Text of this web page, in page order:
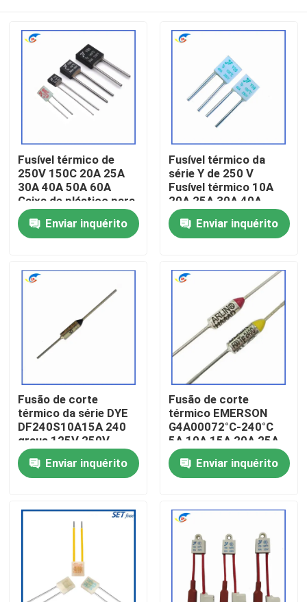
Para casa
Sobre nós
Controle de qualidade
Contacte-nos
Notícias
Termistor do PTC
Fusível térmico de
250V 150C 20A 25A
30A 40A 50A 60A
Caixa de plástico para
longa duração
Enviar inquérito
Fusível térmico da
série Y de 250 V
Fusível térmico 10A
20A 25A 30A 40A
100°C
Enviar inquérito
Fusão de corte
térmico da série DYE
DF240S10A15A 240
graus 125V 250V
Enviar inquérito
Fusão de corte
térmico EMERSON
G4A00072°C-240°C
5A 10A 15A 20A 25A
250V
Enviar inquérito